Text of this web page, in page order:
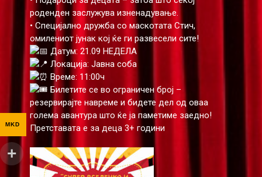
роденден заслужува изненадување.
• Специјално дружба со маскотата Стич,
омилениот јунак кој ќе ги развесели сите!
Датум: 21.09 НЕДЕЛА
Локација: Јавна соба
Време: 11:00ч
Билетите се во ограничен број –
резервирајте навреме и бидете дел од оваа
голема авантура што ќе ја паметиме заедно!
Претставата е за деца 3+ години
MKD